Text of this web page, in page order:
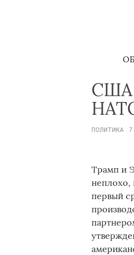
США
ПОЛИТИКА 7
Трамп и
неплохо,
первый